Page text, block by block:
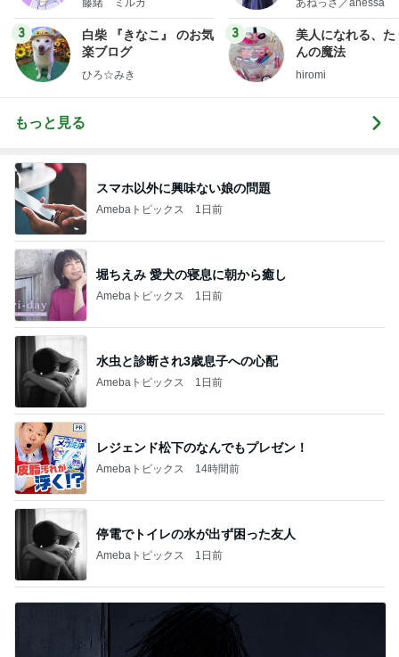
藤緒 ミルカ
3
白柴 『きなこ』 のお気
楽ブログ
ひろ☆みき
あねっさ／anessa
3
美人になれる、た
んの魔法
hiromi
もっと見る
スマホ以外に興味ない娘の問題
Amebaトピックス 1日前
堀ちえみ 愛犬の寝息に朝から癒し
Amebaトピックス 1日前
水虫と診断され3歳息子への心配
Amebaトピックス 1日前
レジェンド松下のなんでもプレゼン！
Amebaトピックス 14時間前
停電でトイレの水が出ず困った友人
Amebaトピックス 1日前